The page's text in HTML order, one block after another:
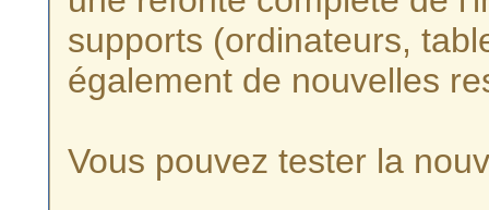
supports (ordinateurs,
également de nouvelles
Vous pouvez tester la